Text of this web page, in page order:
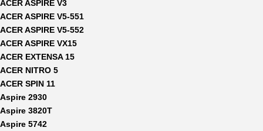
ACER ASPIRE V3
ACER ASPIRE V5-551
ACER ASPIRE V5-552
ACER ASPIRE VX15
ACER EXTENSA 15
ACER NITRO 5
ACER SPIN 11
Aspire 2930
Aspire 3820T
Aspire 5742